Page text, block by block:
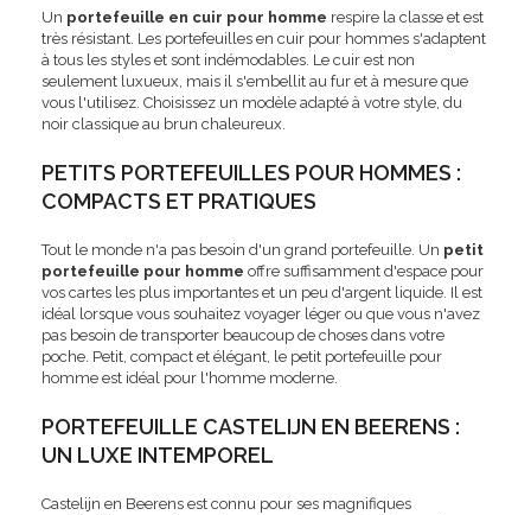
Un portefeuille en cuir pour homme respire la classe et est
très résistant. Les portefeuilles en cuir pour hommes s'adaptent
à tous les styles et sont indémodables. Le cuir est non
seulement luxueux, mais il s'embellit au fur et à mesure que
vous l'utilisez. Choisissez un modèle adapté à votre style, du
noir classique au brun chaleureux.
PETITS PORTEFEUILLES POUR HOMMES :
COMPACTS ET PRATIQUES
Tout le monde n'a pas besoin d'un grand portefeuille. Un petit
portefeuille pour homme offre suffisamment d'espace pour
vos cartes les plus importantes et un peu d'argent liquide. Il est
idéal lorsque vous souhaitez voyager léger ou que vous n'avez
pas besoin de transporter beaucoup de choses dans votre
poche. Petit, compact et élégant, le petit portefeuille pour
homme est idéal pour l'homme moderne.
PORTEFEUILLE CASTELIJN EN BEERENS :
UN LUXE INTEMPOREL
Castelijn en Beerens est connu pour ses magnifiques